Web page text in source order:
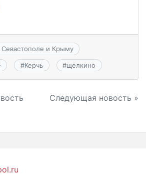
и Крыму
#Керчь #щелкино
Следующая новость »